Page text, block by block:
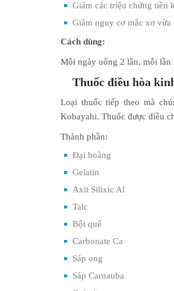
Giảm các triệu chứng tiền
Giảm nguy cơ mắc xơ vừa
Cách dùng:
Mỗi ngày uống 2 lần, mỗi lần
Thuốc điều hòa
Loại thuốc tiếp theo mà
Kobayahi. Thuốc được điều
Thành phần:
Đại hoàng
Gelatin
Axit Silixic Al
Talc
Bột quế
Carbonate Ca
Sáp ong
Sáp Carnauba